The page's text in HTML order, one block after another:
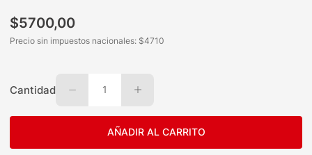
$5700,00
Precio sin impuestos nacionales: $4710
Cantidad 1
AÑADIR AL CARRITO